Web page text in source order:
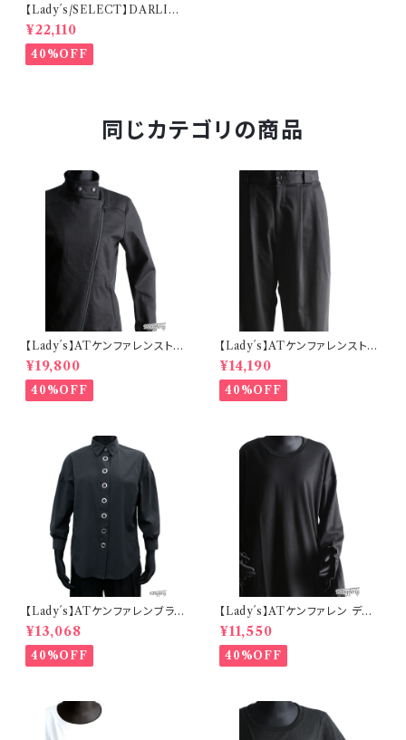
【Lady´s/SELECT】DARLIN
G/HARBOUR 七分袖セーター
（レディス）
¥22,110
40%OFF
同じカテゴリの商品
【Lady´s】ATケンファレンストレ
ッチバイカージャケット
¥19,800
40%OFF
【Lady´s】ATケンファレンストレ
ッチウーマンパンツ
¥14,190
40%OFF
【Lady´s】ATケンファレンブラウ
ス
¥13,068
40%OFF
【Lady´s】ATケンファレン デコ
スリーブTEE
¥11,550
40%OFF